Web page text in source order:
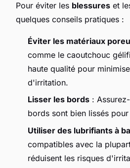
Pour éviter les blessures et
quelques conseils pratiques :
Éviter les matériaux
comme le caoutchouc
haute qualité pour
d'irritation.
Lisser les bords :
bords sont bien lissés
Utiliser des lubrifiants à
compatibles avec la
réduisent les risques